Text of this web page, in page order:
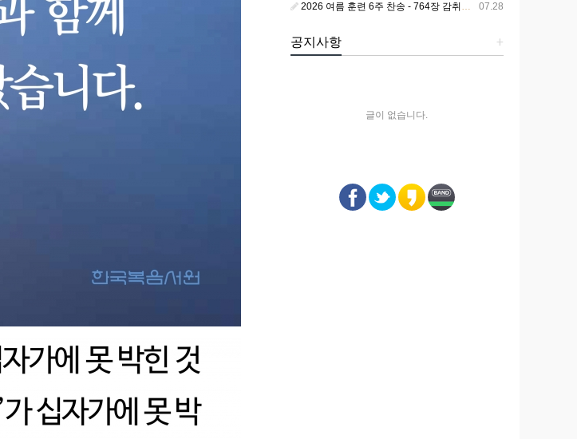
07.28
2026 여름 훈련 6주 찬송 - 764장 감취었던 비밀 나타났으니
+
공지사항
글이 없습니다.